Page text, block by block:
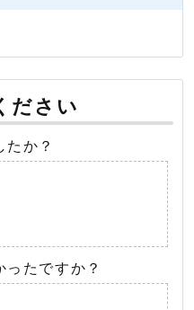
ださい
たか？
ったですか？